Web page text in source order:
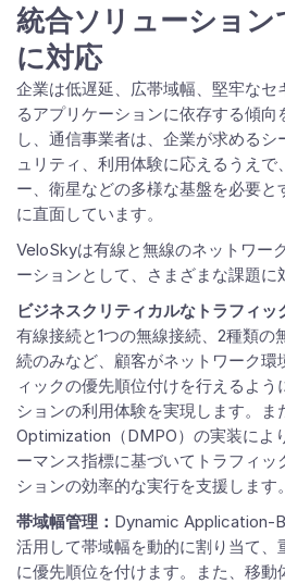
統合ソリューション
に対応
企業は低遅延、広帯域幅、堅牢なセ
るアプリケーションに依存する傾
し、通信事業者は、企業が求めるシ
ュリティ、利用体験に応えるうえ
ー、衛星などの多様な基盤を必要と
に直面しています。
VeloSkyは有線と無線のネットワー
ーションとして、さまざまな課題に
ビジネスクリティカルなトラフィッ
有線接続と1つの無線接続、2種類の
続のみなど、顧客がネットワーク環
ィックの優先順位付けを行えるよ
ションの利用体験を実現します。
Optimization（DMPO）の実装によ
ーマンス指標に基づいてトラフィッ
ションの効率的な実行を支援します。
帯域幅管理： Dynamic Application-
活用して帯域幅を動的に割り当て、
に優先順位を付けます。また、移